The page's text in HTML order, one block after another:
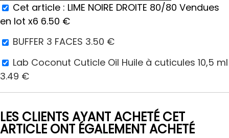
Cet article : LIME NOIRE DROITE 80/80 Vendues
en lot x6 6.50 €
BUFFER 3 FACES 3.50 €
Lab Coconut Cuticle Oil Huile à cuticules 10,5 ml
3.49 €
LES CLIENTS AYANT ACHETÉ CET
ARTICLE ONT ÉGALEMENT ACHETÉ